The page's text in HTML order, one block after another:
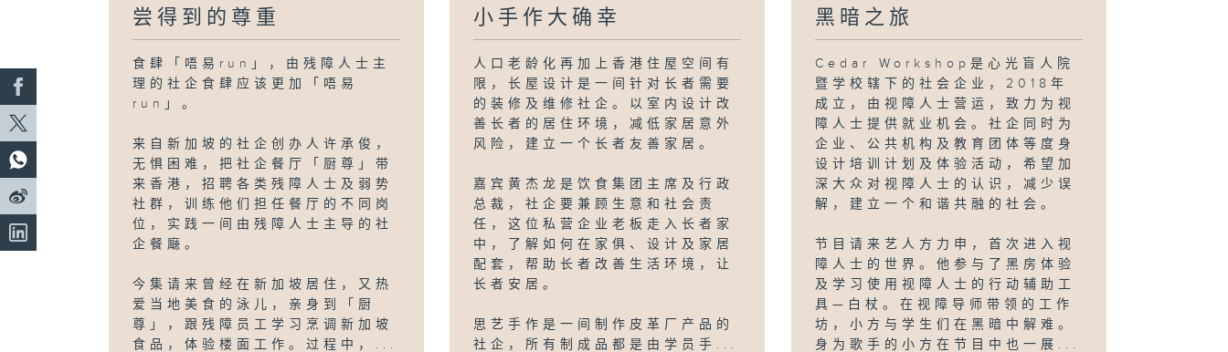
尝得到的尊重
食肆「唔易run」，由残障人士主
理的社企食肆应该更加「唔易
run」。
来自新加坡的社企创办人许承俊，
无惧困难，把社企餐厅「厨尊」带
来香港，招聘各类残障人士及弱势
社群，训练他们担任餐厅的不同岗
位，实践一间由残障人士主导的社
企餐廰。
今集请来曾经在新加坡居住，又热
爱当地美食的泳儿，亲身到「厨
尊」，跟残障员工学习烹调新加坡
食品，体验楼面工作。过程中，...
小手作大确幸
人口老龄化再加上香港住屋空间有
限，长屋设计是一间针对长者需要
的装修及维修社企。以室内设计改
善长者的居住环境，减低家居意外
风险，建立一个长者友善家居。
嘉宾黄杰龙是饮食集团主席及行政
总裁，社企要兼顾生意和社会责
任，这位私营企业老板走入长者家
中，了解如何在家俱、设计及家居
配套，帮助长者改善生活环境，让
长者安居。
思艺手作是一间制作皮革厂产品的
社企，所有制成品都是由学员手...
黑暗之旅
Cedar Workshop是心光盲人院
暨学校辖下的社会企业，2018年
成立，由视障人士营运，致力为视
障人士提供就业机会。社企同时为
企业、公共机构及教育团体等度身
设计培训计划及体验活动，希望加
深大众对视障人士的认识，减少误
解，建立一个和谐共融的社会。
节目请来艺人方力申，首次进入视
障人士的世界。他参与了黑房体验
及学习使用视障人士的行动辅助工
具—白杖。在视障导师带领的工作
坊，小方与学生们在黑暗中解难。
身为歌手的小方在节目中也一展...